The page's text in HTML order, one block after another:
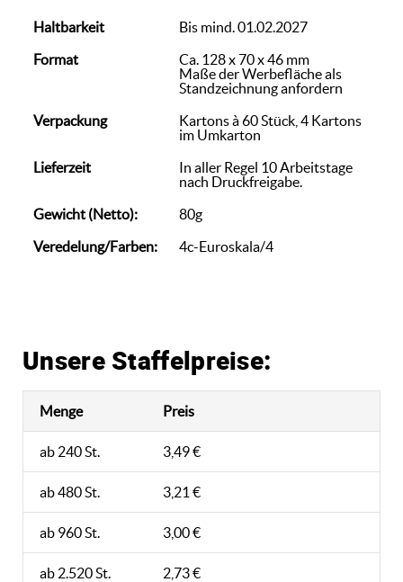
Haltbarkeit
Bis mind. 01.02.2027
Format
Ca. 128 x 70 x 46 mm
Maße der Werbefläche als
Standzeichnung anfordern
Verpackung
Kartons à 60 Stück, 4 Kartons
im Umkarton
Lieferzeit
In aller Regel 10 Arbeitstage
nach Druckfreigabe.
Gewicht (Netto):
80g
Veredelung/Farben:
4c-Euroskala/4
Unsere Staffelpreise:
Menge Preis
ab 240 St. 3,49 €
ab 480 St. 3,21 €
ab 960 St. 3,00 €
ab 2.520 St. 2,73 €